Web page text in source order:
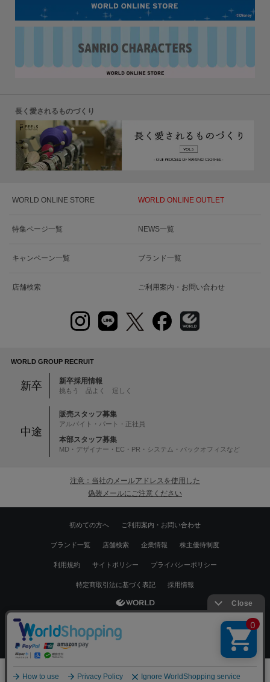
絞り込む
長く愛されるものづくり
WORLD ONLINE STORE WORLD ONLINE OUTLET
特集ページ一覧 NEWS一覧
キャンペーン一覧 ブランド一覧
店舗検索 ご利用案内・お問い合わせ
WORLD GROUP RECRUIT
新卒 新卒採用情報
挑もう 品よく 逞しく
中途
販売スタッフ募集
アルバイト・パート・正社員
本部スタッフ募集
MD・デザイナー・EC・PR・システム・バックオフィスなど
注意：当社のメールアドレスを使用した
偽装メールにご注意ください
初めての方へ ご利用案内・お問い合わせ
ブランド一覧 店舗検索 企業情報 株主優待制度
利用規約 サイトポリシー プライバシーポリシー
特定商取引法に基づく表記 採用情報